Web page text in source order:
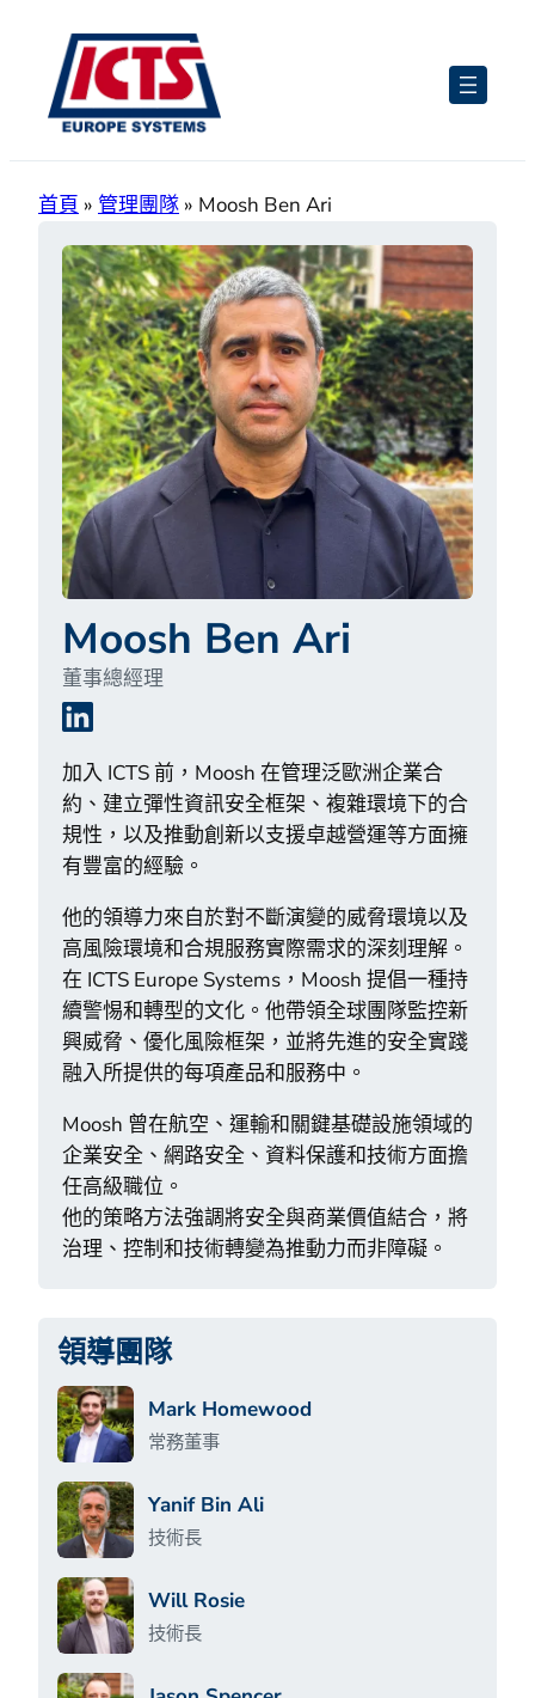
首頁 » 管理團隊 » Moosh Ben Ari
Moosh Ben Ari
董事總經理
LinkedIn
加入 ICTS 前，Moosh 在管理泛歐洲企業合
約、建立彈性資訊安全框架、複雜環境下的合
規性，以及推動創新以支援卓越營運等方面擁
有豐富的經驗。
他的領導力來自於對不斷演變的威脅環境以及
高風險環境和合規服務實際需求的深刻理解。
在 ICTS Europe Systems，Moosh 提倡一種持
續警惕和轉型的文化。他帶領全球團隊監控新
興威脅、優化風險框架，並將先進的安全實踐
融入所提供的每項產品和服務中。
Moosh 曾在航空、運輸和關鍵基礎設施領域的
企業安全、網路安全、資料保護和技術方面擔
任高級職位。
他的策略方法強調將安全與商業價值結合，將
治理、控制和技術轉變為推動力而非障礙。
領導團隊
Mark Homewood
常務董事
Yanif Bin Ali
技術長
Will Rosie
技術長